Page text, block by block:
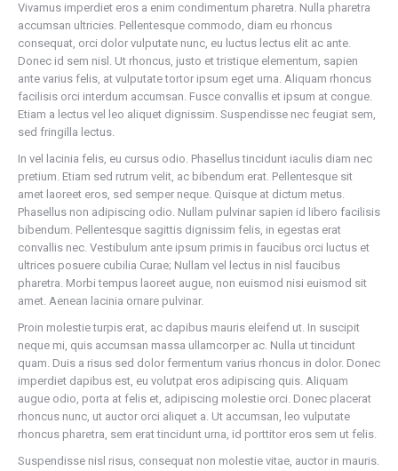
Vivamus imperdiet eros a enim condimentum pharetra. Nulla pharetra
accumsan ultricies. Pellentesque commodo, diam eu rhoncus
consequat, orci dolor vulputate nunc, eu luctus lectus elit ac ante.
Donec id sem nisl. Ut rhoncus, justo et tristique elementum, sapien
ante varius felis, at vulputate tortor ipsum eget urna. Aliquam rhoncus
facilisis orci interdum accumsan. Fusce convallis et ipsum at congue.
Etiam a lectus vel leo aliquet dignissim. Suspendisse nec feugiat sem,
sed fringilla lectus.
In vel lacinia felis, eu cursus odio. Phasellus tincidunt iaculis diam nec
pretium. Etiam sed rutrum velit, ac bibendum erat. Pellentesque sit
amet laoreet eros, sed semper neque. Quisque at dictum metus.
Phasellus non adipiscing odio. Nullam pulvinar sapien id libero facilisis
bibendum. Pellentesque sagittis dignissim felis, in egestas erat
convallis nec. Vestibulum ante ipsum primis in faucibus orci luctus et
ultrices posuere cubilia Curae; Nullam vel lectus in nisl faucibus
pharetra. Morbi tempus laoreet augue, non euismod nisi euismod sit
amet. Aenean lacinia ornare pulvinar.
Proin molestie turpis erat, ac dapibus mauris eleifend ut. In suscipit
neque mi, quis accumsan massa ullamcorper ac. Nulla ut tincidunt
quam. Duis a risus sed dolor fermentum varius rhoncus in dolor. Donec
imperdiet dapibus est, eu volutpat eros adipiscing quis. Aliquam
augue odio, porta at felis et, adipiscing molestie orci. Donec placerat
rhoncus nunc, ut auctor orci aliquet a. Ut accumsan, leo vulputate
rhoncus pharetra, sem erat tincidunt urna, id porttitor eros sem ut felis.
Suspendisse nisl risus, consequat non molestie vitae, auctor in mauris.